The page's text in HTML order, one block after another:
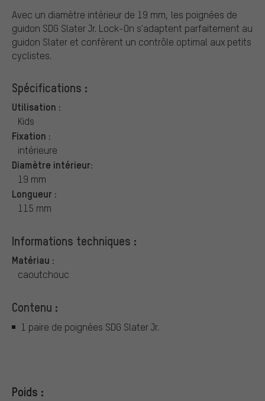
Avec un diamètre intérieur de 19 mm, les poignées de
guidon SDG Slater Jr. Lock-On s'adaptent parfaitement au
guidon Slater et confèrent un contrôle optimal aux petits
cyclistes.
Spécifications :
Utilisation :
Kids
Fixation :
intérieure
Diamètre intérieur:
19 mm
Longueur :
115 mm
Informations techniques :
Matériau :
caoutchouc
Contenu :
1 paire de poignées SDG Slater Jr.
Poids :